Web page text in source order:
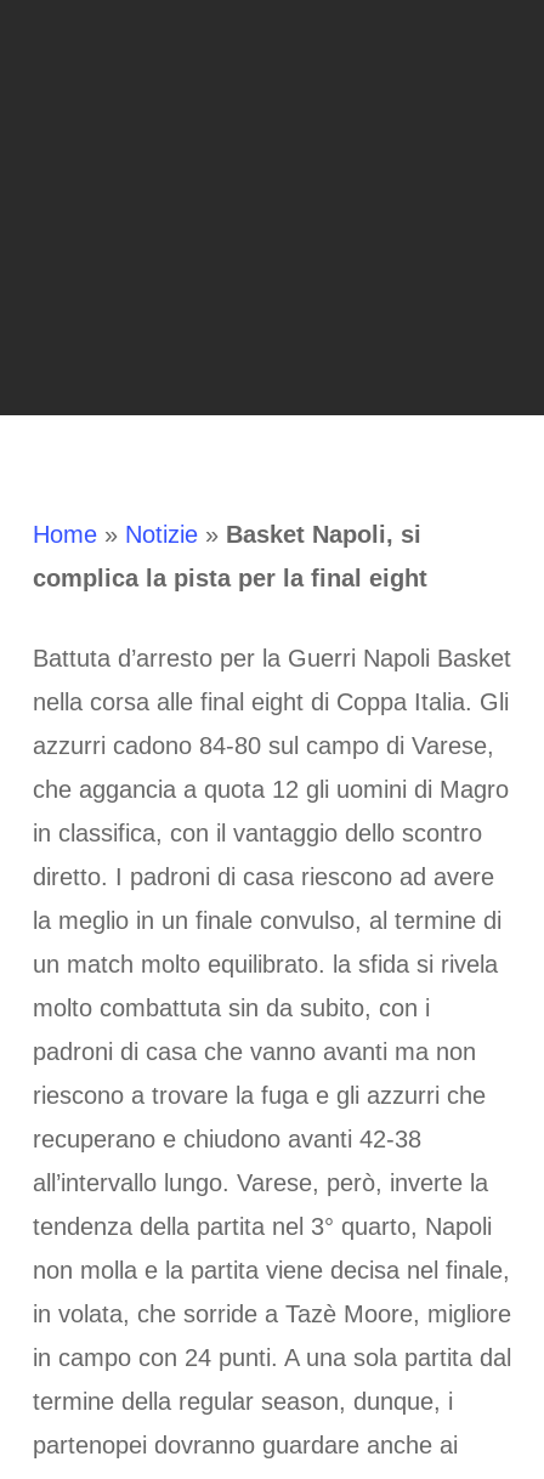
Home» Notizie» Basket Napoli, si
complica la pista per la final eight
Battuta d’arresto per la Guerri Napoli Basket
nella corsa alle final eight di Coppa Italia. Gli
azzurri cadono 84-80 sul campo di Varese,
che aggancia a quota 12 gli uomini di Magro
in classifica, con il vantaggio dello scontro
diretto. I padroni di casa riescono ad avere
la meglio in un finale convulso, al termine di
un match molto equilibrato. la sfida si rivela
molto combattuta sin da subito, con i
padroni di casa che vanno avanti ma non
riescono a trovare la fuga e gli azzurri che
recuperano e chiudono avanti 42-38
all’intervallo lungo. Varese, però, inverte la
tendenza della partita nel 3° quarto, Napoli
non molla e la partita viene decisa nel finale,
in volata, che sorride a Tazè Moore, migliore
in campo con 24 punti. A una sola partita dal
termine della regular season, dunque, i
partenopei dovranno guardare anche ai